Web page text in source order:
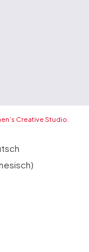
Creative Studio.
)